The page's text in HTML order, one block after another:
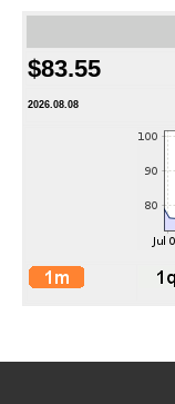
$83.55
2026.08.08